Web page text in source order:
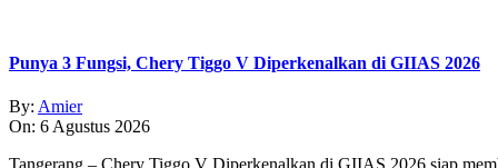
Punya 3 Fungsi, Chery Tiggo V Diperkenalkan di GIIAS 2026
By: Amier
On: 6 Agustus 2026
Tangerang – Chery Tiggo V Diperkenalkan di GIIAS 2026 siap